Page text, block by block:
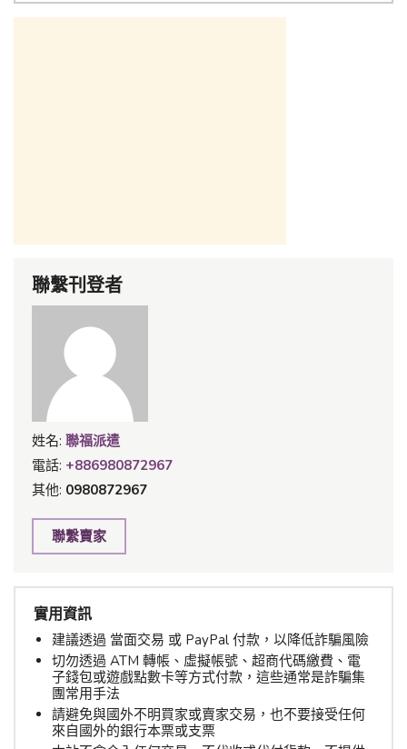
聯繫刊登者
姓名: 聯福派遣
電話: +886980872967
其他: 0980872967
聯繫賣家
實用資訊
建議透過 當面交易 或 PayPal 付款，以降低詐騙風險
切勿透過 ATM 轉帳、虛擬帳號、超商代碼繳費、電
子錢包或遊戲點數卡等方式付款，這些通常是詐騙集
團常用手法
請避免與國外不明買家或賣家交易，也不要接受任何
來自國外的銀行本票或支票